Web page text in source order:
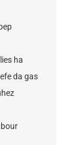
ha
da gas